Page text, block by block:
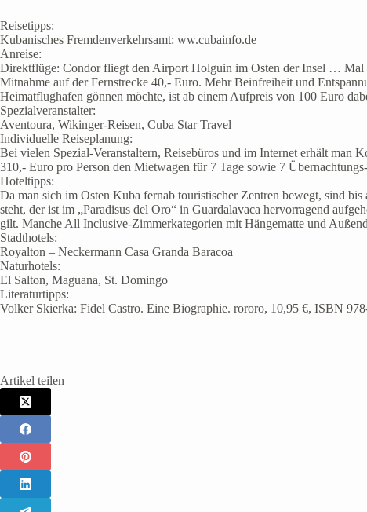
Reisetipps:
Kubanisches Fremdenverkehrsamt: ww.cubainfo.de
Anreise:
Direktflüge: Condor fliegt den Airport Holguin im Osten der Insel … Mal
Mitnahme auf der Fernstrecke 40,- Euro. Mehr Beinfreiheit und
Heimatflughafen gönnen möchte, ist ab einem Aufpreis von 100 Euro
Spezialveranstalter:
Aventoura, Wikinger-Reisen, Cuba Star Travel
Individuelle Reiseplanung:
Bei vielen Spezial-Veranstaltern, Reisebüros und im Internet erhält man
310,- Euro pro Person den Mietwagen für 7 Tage sowie 7
Hoteltipps:
Da man sich im Osten Kuba fernab touristischer Zentren bewegt, sind
steht, der ist im „Paradisus del Oro“ in Guardalavaca hervorragend
gilt. Manche All Inclusive-Zimmerkategorien mit Hängematte und
Stadthotels:
Royalton – Neckermann Casa Granda Baracoa
Naturhotels:
El Salton, Maguana, St. Domingo
Literaturtipps:
Volker Skierka: Fidel Castro. Eine Biographie. rororo, 10,95 €, ISBN
Artikel teilen